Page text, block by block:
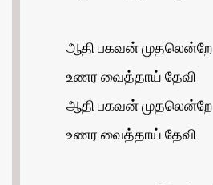
ஆதி பகவன் முதலென்றே
உணர வைத்தாய் தேவி
ஆதி பகவன் முதலென்றே
உணர வைத்தாய் தேவி